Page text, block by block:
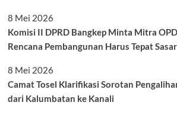
8 Mei 2026
Komisi II DPRD Bangkep Minta Mitra
Rencana Pembangunan Harus Tepat
8 Mei 2026
Camat Tosel Klarifikasi Sorotan
dari Kalumbatan ke Kanali